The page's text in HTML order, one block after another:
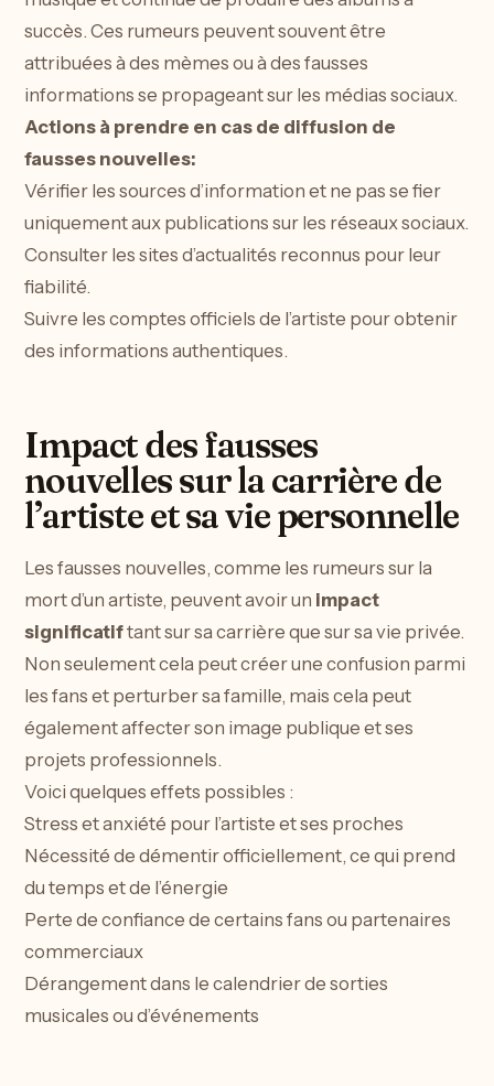
succès. Ces rumeurs peuvent souvent être
attribuées à des mèmes ou à des fausses
informations se propageant sur les médias sociaux.
Actions à prendre en cas de diffusion de
fausses nouvelles:
Vérifier les sources d’information et ne pas se fier
uniquement aux publications sur les réseaux sociaux.
Consulter les sites d’actualités reconnus pour leur
fiabilité.
Suivre les comptes officiels de l’artiste pour obtenir
des informations authentiques.
Impact des fausses
nouvelles sur la carrière de
l’artiste et sa vie personnelle
Les fausses nouvelles, comme les rumeurs sur la
mort d’un artiste, peuvent avoir un impact
significatiftant sur sa carrière que sur sa vie privée.
Non seulement cela peut créer une confusion parmi
les fans et perturber sa famille, mais cela peut
également affecter son image publique et ses
projets professionnels.
Voici quelques effets possibles :
Stress et anxiété pour l’artiste et ses proches
Nécessité de démentir officiellement, ce qui prend
du temps et de l’énergie
Perte de confiance de certains fans ou partenaires
commerciaux
Dérangement dans le calendrier de sorties
musicales ou d’événements